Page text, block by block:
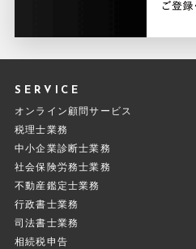
SERVICE
オンライン顧問サービス
税理士業務
中小企業診断士業務
社会保険労務士業務
不動産鑑定士業務
行政書士業務
司法書士業務
相続税申告